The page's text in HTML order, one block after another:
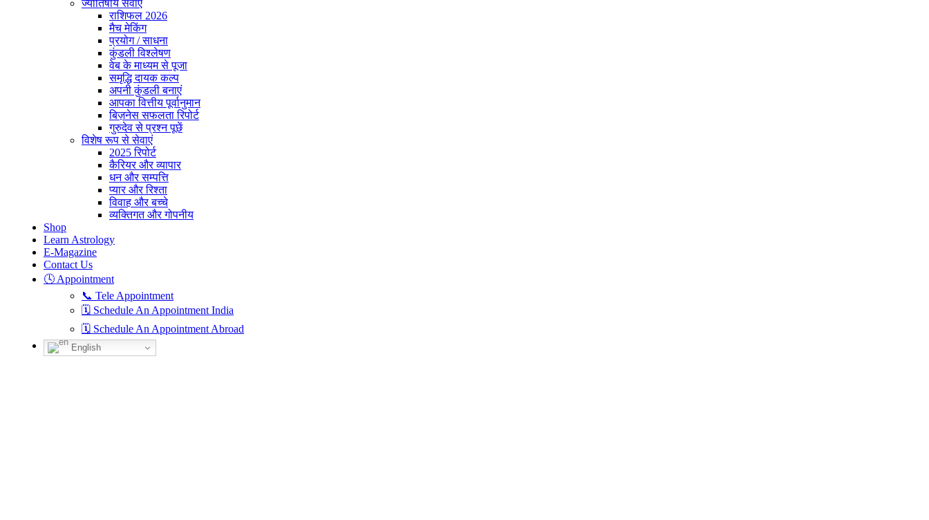
ज्योतिषीय सेवाएं
राशिफल 2026
मैच मेकिंग
प्रयोग / साधना
कुंडली विश्लेषण
वेब के माध्यम से पूजा
समृद्धि दायक कल्प
अपनी कुंडली बनाएं
आपका वित्तीय पूर्वानुमान
बिज़नेस सफलता रिपोर्ट
गुरुदेव से प्रश्न पूछें
विशेष रूप से सेवाएं
2025 रिपोर्ट
कैरियर और व्यापार
धन और सम्पत्ति
प्यार और रिश्ता
विवाह और बच्चे
व्यक्तिगत और गोपनीय
Shop
Learn Astrology
E-Magazine
Contact Us
🕓 Appointment
📞 Tele Appointment
🗓 Schedule An Appointment India
🗓 Schedule An Appointment Abroad
English